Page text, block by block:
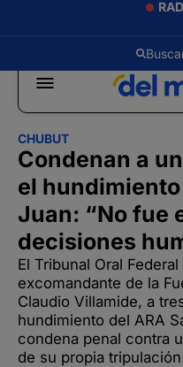
CHUBUT
Condenan a
el hundimiento
Juan: “No fue
decisiones
El Tribunal Oral
excomandante de la
Claudio Villamide, a
hundimiento del ARA
condena penal contra
de su propia